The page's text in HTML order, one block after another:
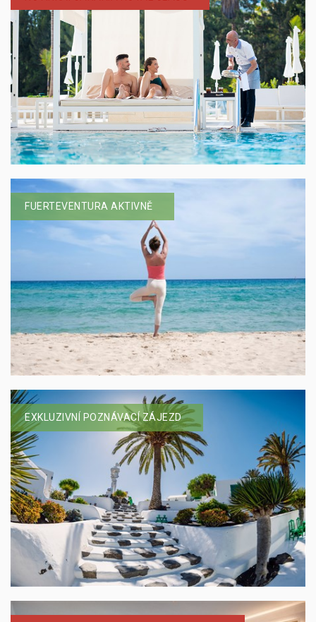
FUERTEVENTURA AKTIVNĚ
EXKLUZIVNÍ POZNÁVACÍ ZÁJEZD